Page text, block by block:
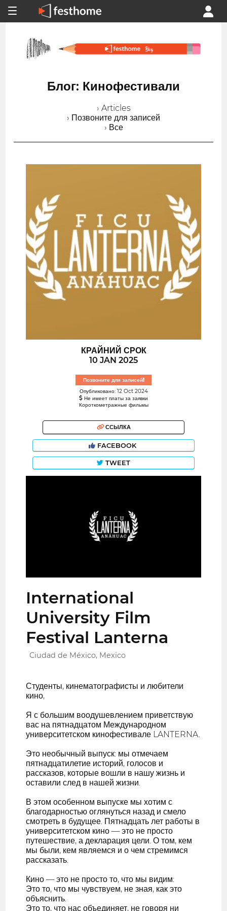
Блог: Кинофестивали
› Articles
› Позвоните для записей
› Все
КРАЙНИЙ СРОК
10 JAN 2025
Позвоните для записей!
Опубликовано: 12 Oct 2024
Не имеет платы за заявки
Короткометражные фильмы
ССЫЛКА
FACEBOOK
TWEET
International
University Film
Festival Lanterna
Ciudad de México, Mexico
Студенты, кинематографисты и любители
кино,
Я с большим воодушевлением приветствую
вас на пятнадцатом Международном
университетском кинофестивале LANTERNA.
Это необычный выпуск: мы отмечаем
пятнадцатилетие историй, голосов и
рассказов, которые вошли в нашу жизнь и
оставили след в нашей жизни.
В этом особенном выпуске мы хотим с
благодарностью оглянуться назад и смело
смотреть в будущее. Пятнадцать лет работы в
университетском кино — это не просто
путешествие, а декларация цели. О том, кем
мы были, кем являемся и о чем стремимся
рассказать.
Кино — это не просто то, что мы видим:
Это то, что мы чувствуем, не зная, как это
объяснить.
Это то, что нас объединяет, не говоря ни